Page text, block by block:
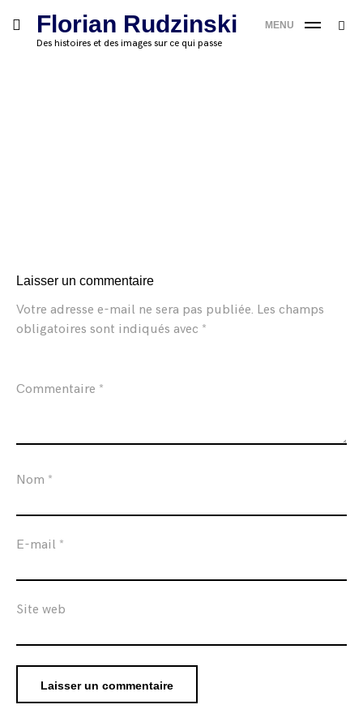
SkipFlorian Rudzinski
Des histoires et des images sur ce qui passe
toggle
open/close
MENU
Laisser un commentaire
Votre adresse e-mail ne sera pas publiée. Les champs
obligatoires sont indiqués avec *
Commentaire *
Nom *
E-mail *
Site web